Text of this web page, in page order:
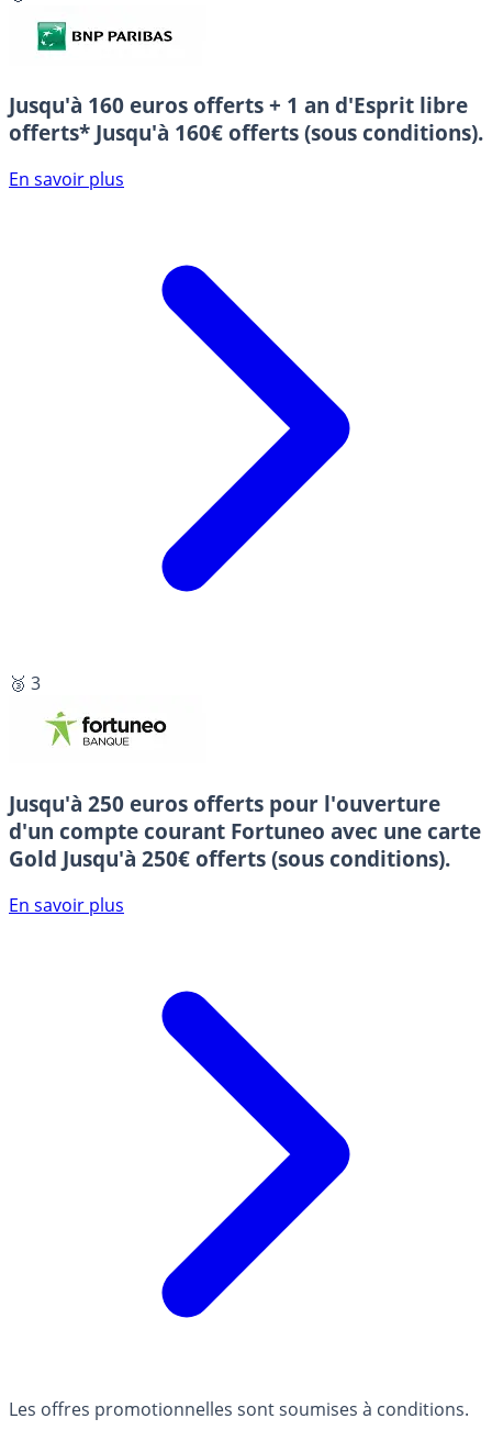
Jusqu'à 160 euros offerts + 1 an d'Esprit libre
offerts* Jusqu'à 160€ offerts (sous conditions).
En savoir plus
🥉 3
Jusqu'à 250 euros offerts pour l'ouverture
d'un compte courant Fortuneo avec une carte
Gold Jusqu'à 250€ offerts (sous conditions).
En savoir plus
Les offres promotionnelles sont soumises à conditions.